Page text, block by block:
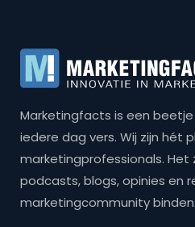
Marketingfacts is een
iedere dag vers. Wij zijn hét
marketingprofessionals. Het
podcasts, blogs, opinies en
marketingcommunity binden.